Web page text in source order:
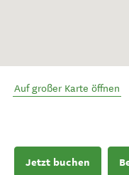
Auf großer Karte öffnen
Jetzt buchen